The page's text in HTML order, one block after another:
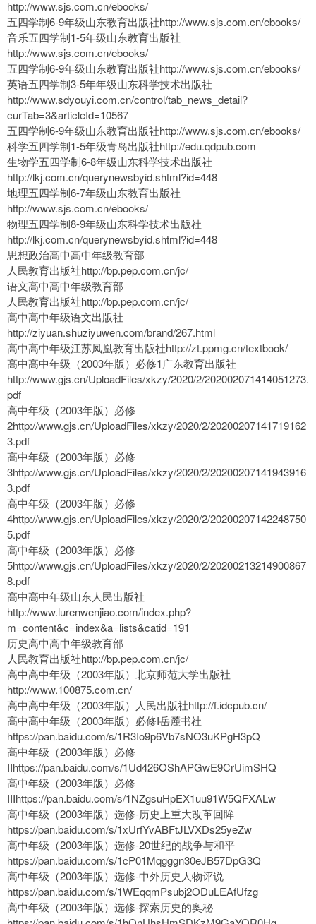
http://www.sjs.com.cn/ebooks/
五四学制6-9年级山东教育出版社http://www.sjs.com.cn/ebooks/
音乐五四学制1-5年级山东教育出版社
http://www.sjs.com.cn/ebooks/
五四学制6-9年级山东教育出版社http://www.sjs.com.cn/ebooks/
英语五四学制3-5年年级山东科学技术出版社
http://www.sdyouyi.com.cn/control/tab_news_detail?
curTab=3&articleId=10567
五四学制6-9年级山东教育出版社http://www.sjs.com.cn/ebooks/
科学五四学制1-5年级青岛出版社http://edu.qdpub.com
生物学五四学制6-8年级山东科学技术出版社
http://lkj.com.cn/querynewsbyid.shtml?id=448
地理五四学制6-7年级山东教育出版社
http://www.sjs.com.cn/ebooks/
物理五四学制8-9年级山东科学技术出版社
http://lkj.com.cn/querynewsbyid.shtml?id=448
思想政治高中高中年级教育部
人民教育出版社http://bp.pep.com.cn/jc/
语文高中高中年级教育部
人民教育出版社http://bp.pep.com.cn/jc/
高中高中年级语文出版社
http://ziyuan.shuziyuwen.com/brand/267.html
高中高中年级江苏凤凰教育出版社http://zt.ppmg.cn/textbook/
高中高中年级（2003年版）必修1广东教育出版社
http://www.gjs.cn/UploadFiles/xkzy/2020/2/202002071414051273.
pdf
高中年级（2003年版）必修
2http://www.gjs.cn/UploadFiles/xkzy/2020/2/20200207141719162
3.pdf
高中年级（2003年版）必修
3http://www.gjs.cn/UploadFiles/xkzy/2020/2/20200207141943916
3.pdf
高中年级（2003年版）必修
4http://www.gjs.cn/UploadFiles/xkzy/2020/2/20200207142248750
5.pdf
高中年级（2003年版）必修
5http://www.gjs.cn/UploadFiles/xkzy/2020/2/20200213214900867
8.pdf
高中高中年级山东人民出版社
http://www.lurenwenjiao.com/index.php?
m=content&c=index&a=lists&catid=191
历史高中高中年级教育部
人民教育出版社http://bp.pep.com.cn/jc/
高中高中年级（2003年版）北京师范大学出版社
http://www.100875.com.cn/
高中高中年级（2003年版）人民出版社http://f.idcpub.cn/
高中高中年级（2003年版）必修I岳麓书社
https://pan.baidu.com/s/1R3Io9p6Vb7sNO3uKPgH3pQ
高中年级（2003年版）必修
IIhttps://pan.baidu.com/s/1Ud426OShAPGwE9CrUimSHQ
高中年级（2003年版）必修
IIIhttps://pan.baidu.com/s/1NZgsuHpEX1uu91W5QFXALw
高中年级（2003年版）选修-历史上重大改革回眸
https://pan.baidu.com/s/1xUrfYvABFtJLVXDs25yeZw
高中年级（2003年版）选修-20世纪的战争与和平
https://pan.baidu.com/s/1cP01Mqgggn30eJB57DpG3Q
高中年级（2003年版）选修-中外历史人物评说
https://pan.baidu.com/s/1WEqqmPsubj2ODuLEAfUfzg
高中年级（2003年版）选修-探索历史的奥秘